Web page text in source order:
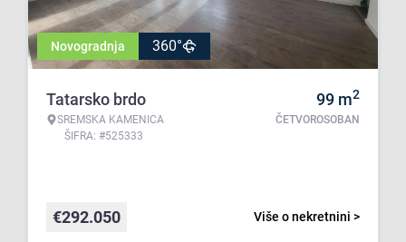
Novogradnja 360°
Tatarsko brdo
SREMSKA KAMENICA
ŠIFRA: #525333
99 m2
ČETVOROSOBAN
Više o nekretnini >
€292.050